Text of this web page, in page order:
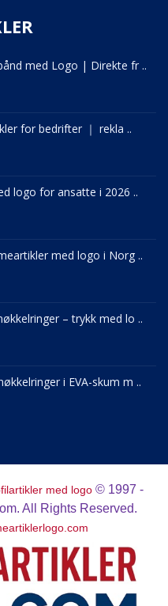
med Logo | Direkte fr ..
for bedrifter ｜ rekla ..
logo for ansatte i 2026 ..
med logo i Norg ..
– trykk med lo ..
i EVA-skum m ..
med logo © 1997 -
All Rights Reserved.